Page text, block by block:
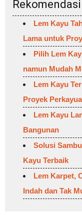
Lem Kayu
Lama untuk
Pilih Lem
namun Mudah
Lem Kayu
Proyek
Lem Kayu
Bangunan
Solusi
Kayu Terbaik
Lem Karpet,
Indah dan Tak